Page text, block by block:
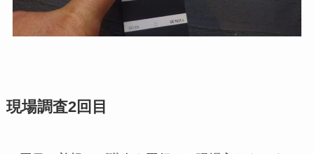
現場調査2回目